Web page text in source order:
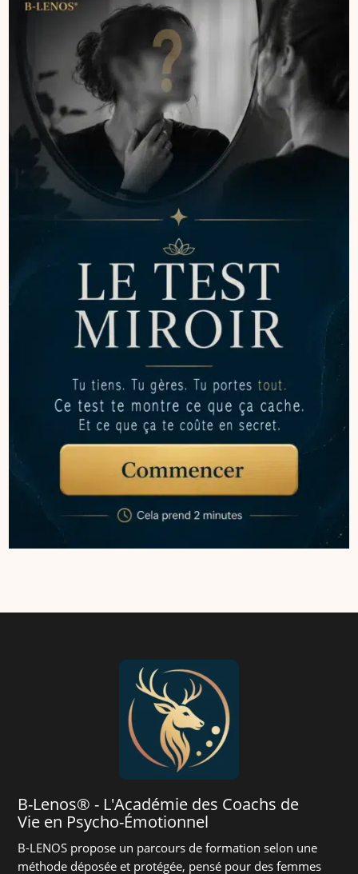
B-Lenos® - L'Académie des Coachs de
Vie en Psycho-Émotionnel
B-LENOS propose un parcours de formation selon une
méthode déposée et protégée, pensé pour des femmes